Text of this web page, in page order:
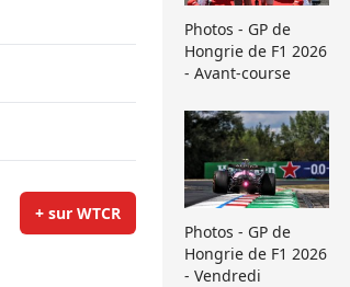
+ sur WTCR
Photos - GP de
Hongrie de F1 2026
- Avant-course
Photos - GP de
Hongrie de F1 2026
- Vendredi